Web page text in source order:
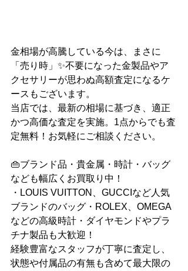
金相場が高騰している今は、まさに
「売り時」✨不要になった金製品やア
クセサリーが思わぬ高額査定になるケ
ースもございます。
当店では、最新の相場に基づき、適正
かつ高価な査定を実施。1点からでも査
定無料！お気軽にご相談ください。
👜ブランド品・貴金属・時計・バッグ
なども幅広くお買取り中！
・LOUIS VUITTON、GUCCIなど人気
ブランドのバッグ・ROLEX、OMEGA
などの高級時計・ダイヤモンドやプラ
チナ製品も大歓迎！
経験豊富なスタッフが丁寧に査定し、
状態や付属品の有無も含めて最大限の